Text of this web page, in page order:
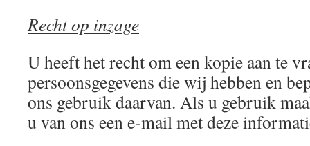
Recht op inzage
U heeft het recht om een kopie aan te
persoonsgegevens die wij hebben en
ons gebruik daarvan. Als u gebruik
u van ons een e-mail met deze